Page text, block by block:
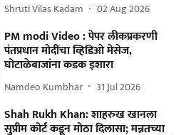
Shruti Vilas Kadam 02 Aug 2026
PM modi Video : पेपर लीकप्रकरणी
पंतप्रधान मोदींचा व्हिडिओ मेसेज,
घोटाळेबाजांना कडक इशारा
Namdeo Kumbhar 31 Jul 2026
Shah Rukh Khan: शाहरुख खानला
सुप्रीम कोर्ट कडून मोठा दिलासा; मन्नतच्या